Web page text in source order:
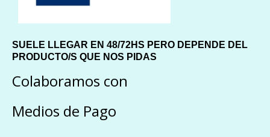
SUELE LLEGAR EN 48/72HS PERO DEPENDE DEL
PRODUCTO/S QUE NOS PIDAS
Colaboramos con
Medios de Pago